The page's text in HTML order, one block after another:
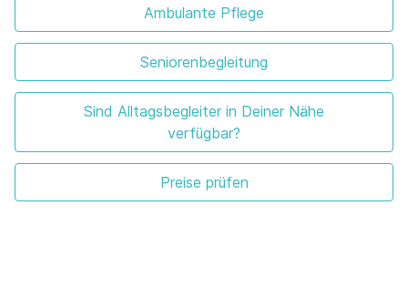
Ambulante Pflege
Seniorenbegleitung
Sind Alltagsbegleiter in Deiner Nähe
verfügbar?
Preise prüfen